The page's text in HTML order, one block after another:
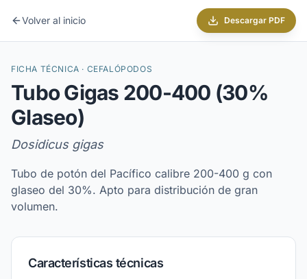
Volver al inicio Descargar PDF
FICHA TÉCNICA · CEFALÓPODOS
Tubo Gigas 200-400 (30%
Glaseo)
Dosidicus gigas
Tubo de potón del Pacífico calibre 200-400 g con
glaseo del 30%. Apto para distribución de gran
volumen.
Características técnicas